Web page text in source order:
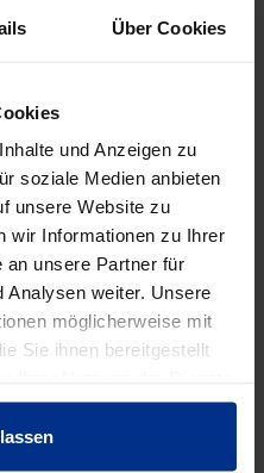
Über Cookies
und Anzeigen zu
soziale Medien anbieten
unsere Website zu
wir Informationen zu Ihrer
an unsere Partner für
Analysen weiter. Unsere
möglicherweise mit
Sie ihnen bereitgestellt
BSCH16RF
Beilagscheibe 16
rostfrei